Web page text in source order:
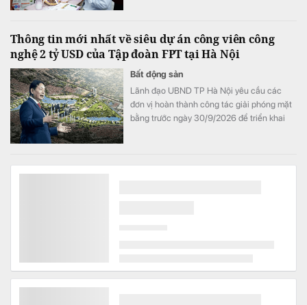
Thông tin mới nhất về siêu dự án công viên công
nghệ 2 tỷ USD của Tập đoàn FPT tại Hà Nội
Bất động sản
Lãnh đạo UBND TP Hà Nội yêu cầu các
đơn vị hoàn thành công tác giải phóng mặt
bằng trước ngày 30/9/2026 để triển khai